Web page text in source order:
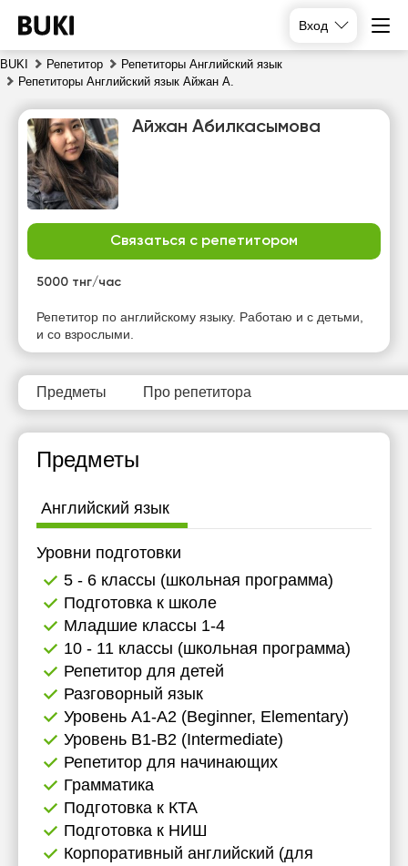
Вход
BUKI Репетитор
Репетиторы Английский язык
Репетиторы Английский язык Айжан А.
Айжан Абилкасымова
Связаться с репетитором
5000 тнг/час
Репетитор по английскому языку. Работаю и с детьми,
и со взрослыми.
Предметы Про репетитора
Предметы
Английский язык
Уровни подготовки
5 - 6 классы (школьная программа)
Подготовка к школе
Младшие классы 1-4
10 - 11 классы (школьная программа)
Репетитор для детей
Разговорный язык
Уровень А1-А2 (Beginner, Elementary)
Уровень B1-B2 (Intermediate)
Репетитор для начинающих
Грамматика
Подготовка к КТА
Подготовка к НИШ
Корпоративный английский (для
пн
вт
Нет
свободных
Нет
свободных
Нет
Нет